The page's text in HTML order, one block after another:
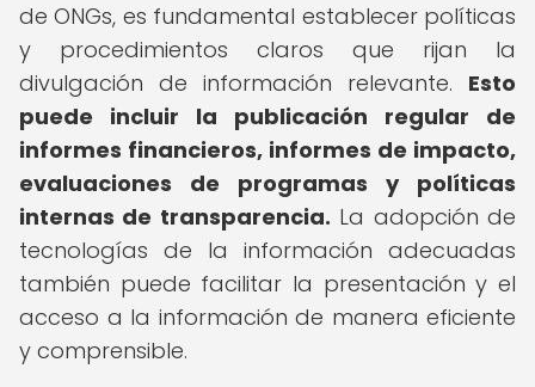
de ONGs, es fundamental establecer políticas
y procedimientos claros que rijan la
divulgación de información relevante. Esto
puede incluir la publicación regular de
informes financieros, informes de impacto,
evaluaciones de programas y políticas
internas de transparencia. La adopción de
tecnologías de la información adecuadas
también puede facilitar la presentación y el
acceso a la información de manera eficiente
y comprensible.